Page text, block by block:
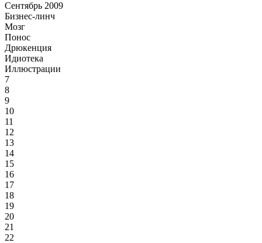
Сентябрь 2009
Бизнес-линч
Мозг
Понос
Дрюкенция
Идиотека
Иллюстрации
7
8
9
10
11
12
13
14
15
16
17
18
19
20
21
22